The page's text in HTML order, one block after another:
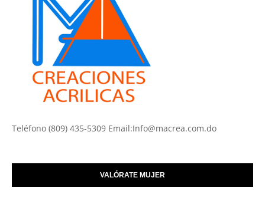
Teléfono (809) 435-5309 Email:Info@macrea.com.do
VALÓRATE MUJER